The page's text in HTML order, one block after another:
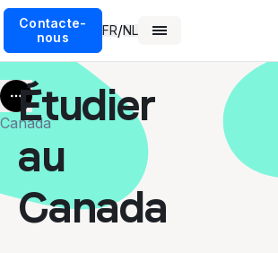
Contacte-
nous
FR/NL
More
Canada
Étudier
au
Canada